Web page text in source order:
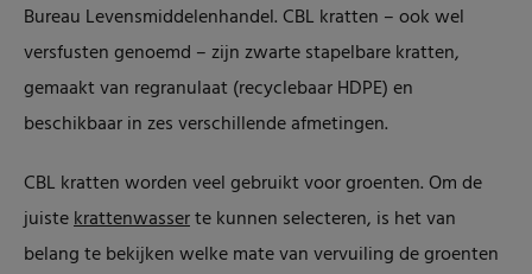
Bureau Levensmiddelenhandel. CBL kratten – ook wel
versfusten genoemd – zijn zwarte stapelbare kratten,
gemaakt van regranulaat (recyclebaar HDPE) en
beschikbaar in zes verschillende afmetingen.
CBL kratten worden veel gebruikt voor groenten. Om de
juistekrattenwasserte kunnen selecteren, is het van
belang te bekijken welke mate van vervuiling de groenten